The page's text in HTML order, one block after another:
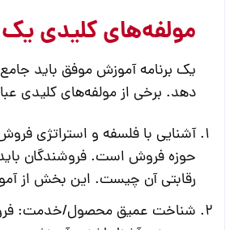
مولفه‌های کلیدی
یک برنامهآموزش موفق باید
دهد. برخی از مولفه‌های کلیدی
آشنایی با فلسفه و استراتژی
حوزه فروش است. فروشندگان
رقابتی آن چیست. این بخش از
شناخت عمیق محصول/خدمت: